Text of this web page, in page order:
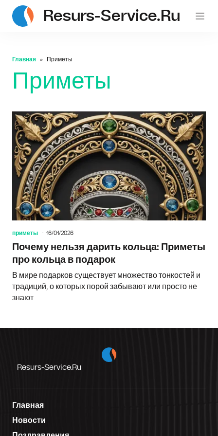
Resurs-Service.ru
Главная Приметы
Приметы
приметы 16/01/2026
Почему нельзя дарить кольца: Приметы
про кольца в подарок
В мире подарков существует множество тонкостей и
традиций, о которых порой забывают или просто не
знают.
Resurs-Service.ru
Главная
Новости